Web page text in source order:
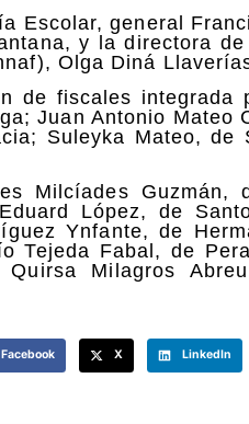
Escolar, general
y la directora
Olga Diná
de fiscales integrada
Juan Antonio Mateo
Suleyka Mateo, de
Milcíades Guzmán,
López, de
Ynfante, de
Tejeda Fabal, de
Milagros
Facebook X LinkedIn